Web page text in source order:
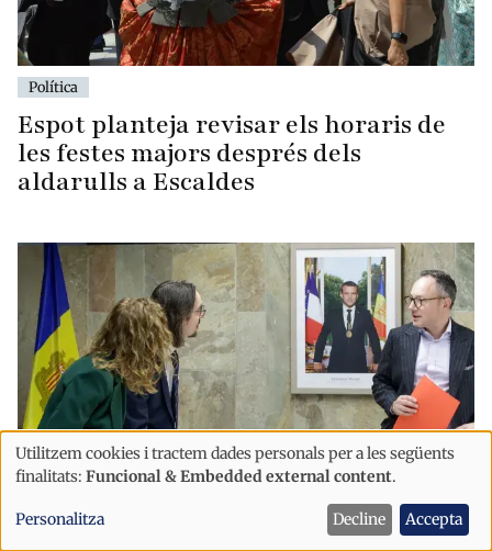
Política
Espot planteja revisar els horaris de
les festes majors després dels
aldarulls a Escaldes
Política
Ús
de
dades
Utilitzem cookies i tractem dades personals per a les següents
finalitats: Funcional & Embedded external content.
Personalitza Decline Accepta